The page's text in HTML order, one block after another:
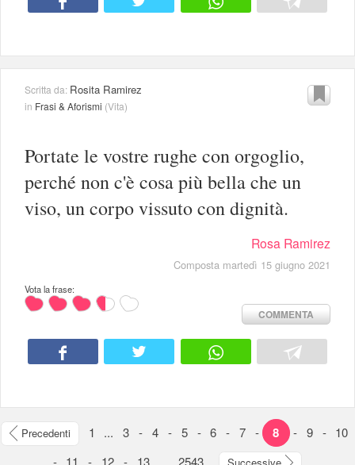
Scritta da: Rosita Ramirez
in Frasi & Aforismi (Vita)
Portate le vostre rughe con orgoglio,
perché non c'è cosa più bella che un
viso, un corpo vissuto con dignità.
Rosa Ramirez
Composta martedì 15 giugno 2021
Vota la frase:
COMMENTA
Precedenti 1 ... 3 - 4 - 5 - 6 - 7 - 8 - 9 - 10
- 11 - 12 - 13 2543